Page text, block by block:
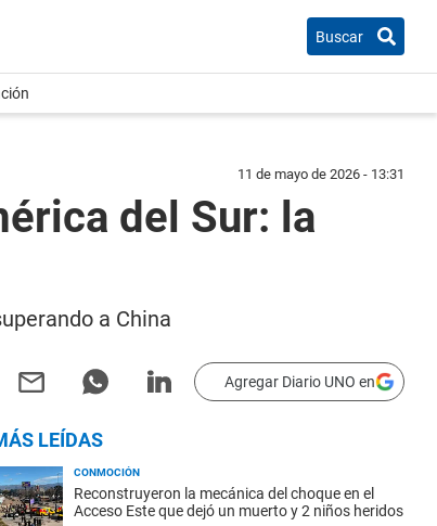
Buscar
11 de mayo de 2026 - 13:31
del Sur: la
a China
Agregar Diario UNO en
LEÍDAS
CONMOCIÓN
Reconstruyeron la mecánica del choque en el
Acceso Este que dejó un muerto y 2 niños heridos